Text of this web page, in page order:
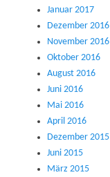
Januar 2017
Dezember 2016
November 2016
Oktober 2016
August 2016
Juni 2016
Mai 2016
April 2016
Dezember 2015
Juni 2015
März 2015